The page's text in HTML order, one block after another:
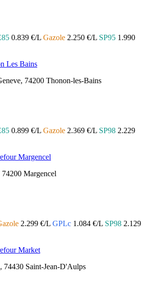
0.839 €/L Gazole 2.250 €/L SP95 1.990
Les Bains
74200 Thonon-les-Bains
0.899 €/L Gazole 2.369 €/L SP98 2.229
Margencel
Margencel
2.299 €/L GPLc 1.084 €/L SP98 2.129
Market
74430 Saint-Jean-D'Aulps